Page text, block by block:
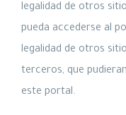
legalidad de otros
pueda accederse al
legalidad de otros
terceros, que
este portal.